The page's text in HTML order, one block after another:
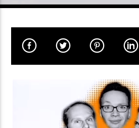
03:00 05:59
UPCOMING SHOW
GOOD MORNING WORLD
06:00 08:59
Yellow Radio